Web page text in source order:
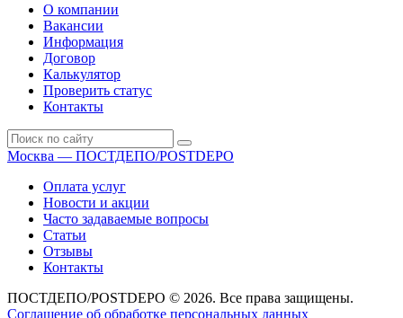
О компании
Вакансии
Информация
Договор
Калькулятор
Проверить статус
Контакты
Москва — ПОСТДЕПО/POSTDEPO
Оплата услуг
Новости и акции
Часто задаваемые вопросы
Статьи
Отзывы
Контакты
ПОСТДЕПО/POSTDEPO © 2026. Все права защищены.
Соглашение об обработке персональных данных